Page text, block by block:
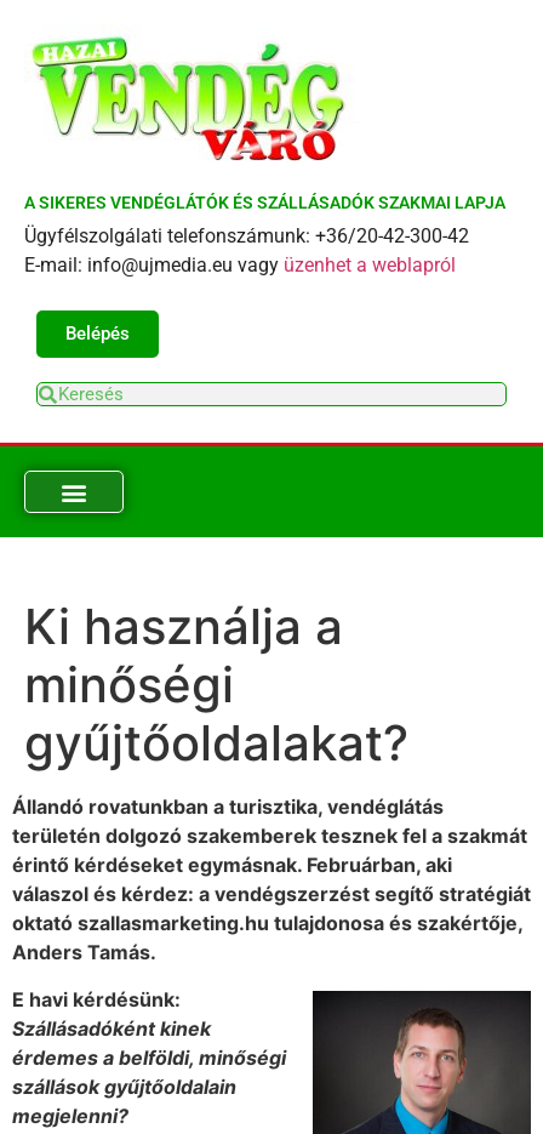
A SIKERES VENDÉGLÁTÓK ÉS SZÁLLÁSADÓK SZAKMAI LAPJA
Ügyfélszolgálati telefonszámunk: +36/20-42-300-42
E-mail: info@ujmedia.eu vagy üzenhet a weblapról
Belépés
Ki használja a
minőségi
gyűjtőoldalakat?
Állandó rovatunkban a turisztika, vendéglátás
területén dolgozó szakemberek tesznek fel a szakmát
érintő kérdéseket egymásnak. Februárban, aki
válaszol és kérdez: a vendégszerzést segítő stratégiát
oktató szallasmarketing.hu tulajdonosa és szakértője,
Anders Tamás.
E havi kérdésünk:
Szállásadóként kinek
érdemes a belföldi, minőségi
szállások gyűjtőoldalain
megjelenni?